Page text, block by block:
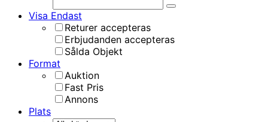
Visa Endast
Returer accepteras
Erbjudanden accepteras
Sålda Objekt
Format
Auktion
Fast Pris
Annons
Plats